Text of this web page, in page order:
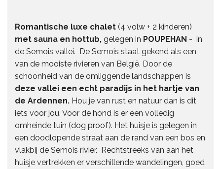
Romantische luxe chalet (4 volw + 2 kinderen)
met sauna en hottub, gelegen in POUPEHAN - in
de Semois vallei. De Semois staat gekend als een
van de mooiste rivieren van België. Door de
schoonheid van de omliggende landschappen is
deze vallei een echt paradijs in het hartje van
de Ardennen. Hou je van rust en natuur dan is dit
iets voor jou. Voor de hond is er een volledig
omheinde tuin (dog proof). Het huisje is gelegen in
een doodlopende straat aan de rand van een bos en
vlakbij de Semois rivier. Rechtstreeks van aan het
huisje vertrekken er verschillende wandelingen, goed